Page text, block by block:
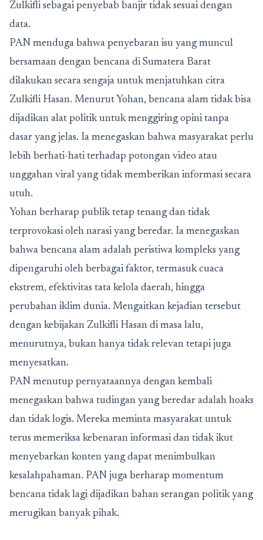
Zulkifli sebagai penyebab banjir tidak sesuai dengan
data.
PAN menduga bahwa penyebaran isu yang muncul
bersamaan dengan bencana di Sumatera Barat
dilakukan secara sengaja untuk menjatuhkan citra
Zulkifli Hasan. Menurut Yohan, bencana alam tidak bisa
dijadikan alat politik untuk menggiring opini tanpa
dasar yang jelas. Ia menegaskan bahwa masyarakat perlu
lebih berhati-hati terhadap potongan video atau
unggahan viral yang tidak memberikan informasi secara
utuh.
Yohan berharap publik tetap tenang dan tidak
terprovokasi oleh narasi yang beredar. Ia menegaskan
bahwa bencana alam adalah peristiwa kompleks yang
dipengaruhi oleh berbagai faktor, termasuk cuaca
ekstrem, efektivitas tata kelola daerah, hingga
perubahan iklim dunia. Mengaitkan kejadian tersebut
dengan kebijakan Zulkifli Hasan di masa lalu,
menurutnya, bukan hanya tidak relevan tetapi juga
menyesatkan.
PAN menutup pernyataannya dengan kembali
menegaskan bahwa tudingan yang beredar adalah hoaks
dan tidak logis. Mereka meminta masyarakat untuk
terus memeriksa kebenaran informasi dan tidak ikut
menyebarkan konten yang dapat menimbulkan
kesalahpahaman. PAN juga berharap momentum
bencana tidak lagi dijadikan bahan serangan politik yang
merugikan banyak pihak.